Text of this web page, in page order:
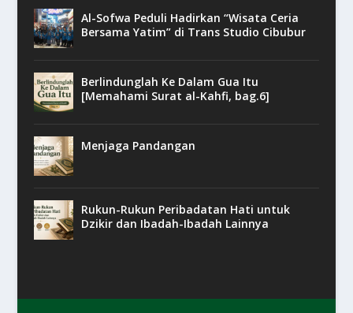
Al-Sofwa Peduli Hadirkan “Wisata Ceria
Bersama Yatim” di Trans Studio Cibubur
Berlindunglah Ke Dalam Gua Itu
[Memahami Surat al-Kahfi, bag.6]
Menjaga Pandangan
Rukun-Rukun Peribadatan Hati untuk
Dzikir dan Ibadah-Ibadah Lainnya